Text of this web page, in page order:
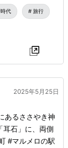
が提供されたと
代 旅行
2025年5月25日
あるささやき神